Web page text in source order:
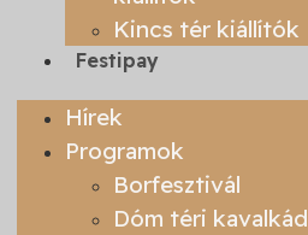
Kincs tér kiállítók
Festipay
Hírek
Programok
Borfesztivál
Dóm téri kavalkád